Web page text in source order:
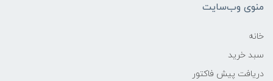
منوی وب‌سایت
خانه
سبد خرید
دریافت پیش فاکتور